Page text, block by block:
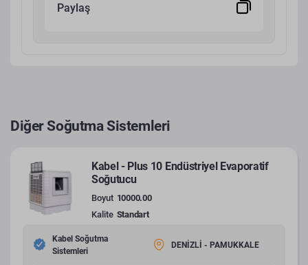
Paylaş
Diğer Soğutma Sistemleri
Kabel - Plus 10 Endüstriyel Evaporatif
Soğutucu
Boyut 10000.00
Kalite Standart
Kabel Soğutma
Sistemleri
DENİZLİ - PAMUKKALE